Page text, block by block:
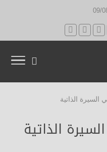
09/
الذاتية
الذاتية